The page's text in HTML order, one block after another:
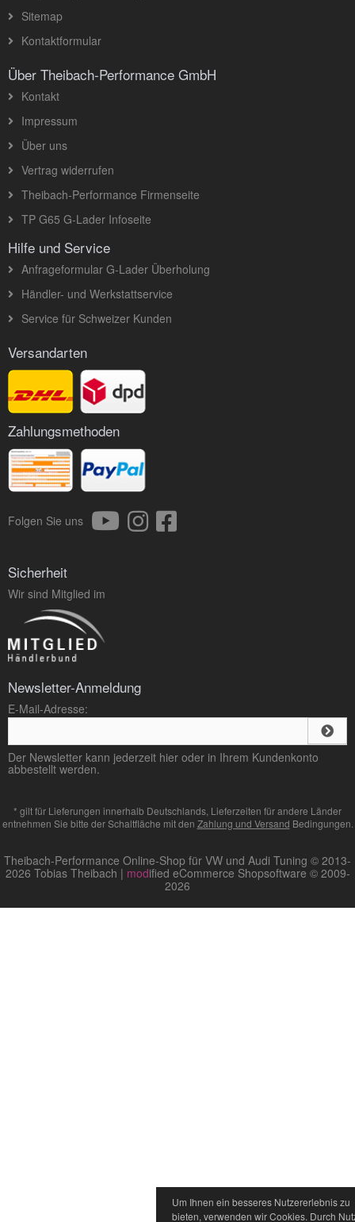
Sitemap
Kontaktformular
Über Theibach-Performance GmbH
Kontakt
Impressum
Über uns
Vertrag widerrufen
Theibach-Performance Firmenseite
TP G65 G-Lader Infoseite
Hilfe und Service
Anfrageformular G-Lader Überholung
Händler- und Werkstattservice
Service für Schweizer Kunden
Versandarten
Zahlungsmethoden
Folgen Sie uns
Sicherheit
Wir sind Mitglied im
Newsletter-Anmeldung
E-Mail-Adresse:
Der Newsletter kann jederzeit hier oder in Ihrem Kundenkonto
abbestellt werden.
* gilt für Lieferungen innerhalb Deutschlands, Lieferzeiten für andere Länder
entnehmen Sie bitte der Schaltfläche mit den Zahlung und Versand Bedingungen.
Theibach-Performance Online-Shop für VW und Audi Tuning © 2013-
2026 Tobias Theibach | modified eCommerce Shopsoftware © 2009-
2026
Um Ihnen ein besseres Nutzererlebnis zu
bieten, verwenden wir Cookies. Durch